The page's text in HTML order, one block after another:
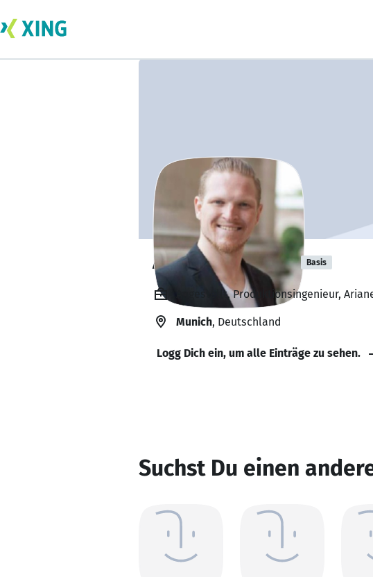
Alexander Mann Basis
Angestellt, Produktionsingenieur,
Munich, Deutschland
Logg Dich ein, um alle Einträge zu sehen.
Suchst Du einen